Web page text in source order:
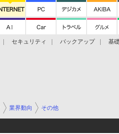
セキュリティ バックアップ 基
業界動向 その他